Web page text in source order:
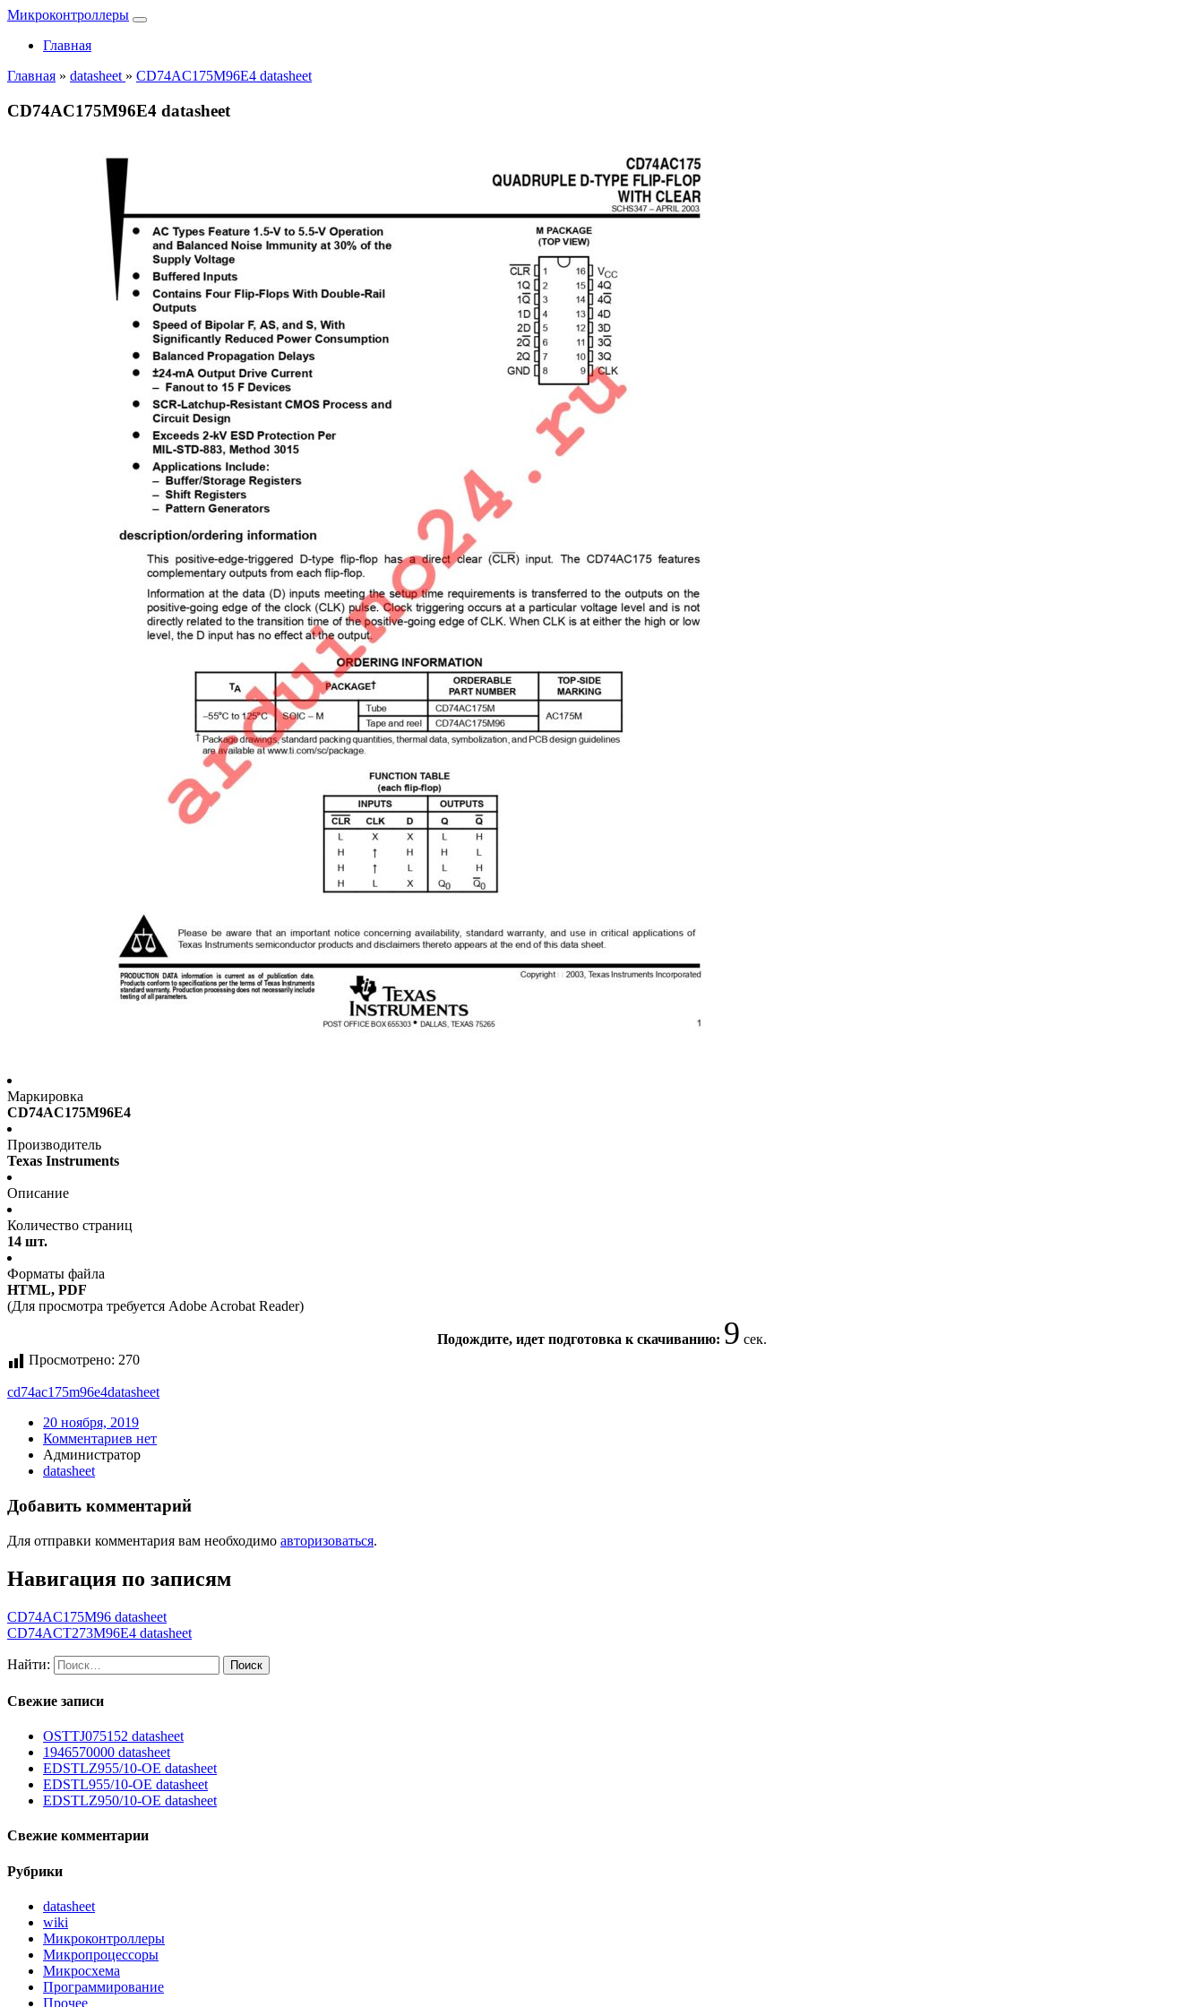
Микроконтроллеры
Главная
Главная » datasheet » CD74AC175M96E4 datasheet
CD74AC175M96E4 datasheet
Маркировка
CD74AC175M96E4
Производитель
Texas Instruments
Описание
Количество страниц
14 шт.
Форматы файла
HTML, PDF
(Для просмотра требуется Adobe Acrobat Reader)
Подождите, идет подготовка к скачиванию: 9 сек.
Просмотрено: 270
cd74ac175m96e4datasheet
20 ноября, 2019
Комментариев нет
Администратор
datasheet
Добавить комментарий
Для отправки комментария вам необходимо авторизоваться.
Навигация по записям
CD74AC175M96 datasheet
CD74ACT273M96E4 datasheet
Найти:
Свежие записи
OSTTJ075152 datasheet
1946570000 datasheet
EDSTLZ955/10-OE datasheet
EDSTL955/10-OE datasheet
EDSTLZ950/10-OE datasheet
Свежие комментарии
Рубрики
datasheet
wiki
Микроконтроллеры
Микропроцессоры
Микросхема
Программирование
Прочее